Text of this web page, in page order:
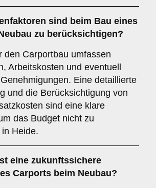
sind beim Bau eines
zu berücksichtigen?
den Carportbau umfassen
Arbeitskosten und eventuell
Eine detaillierte
und die Berücksichtigung von
sind eine klare
das Budget nicht zu
Heide.
eine zukunftssichere
Carports beim Neubau?